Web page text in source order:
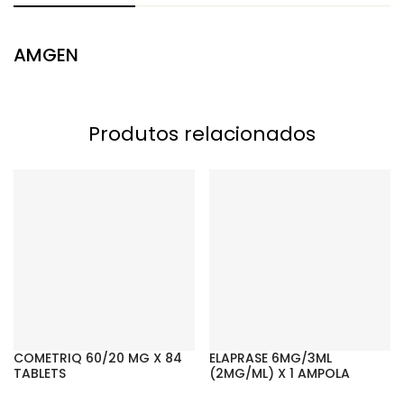
AMGEN
Produtos relacionados
COMETRIQ 60/20 MG X 84
TABLETS
ELAPRASE 6MG/3ML
(2MG/ML) X 1 AMPOLA